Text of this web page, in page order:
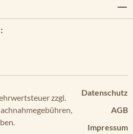
Datenschutz
AGB
Impressum
zzgl.